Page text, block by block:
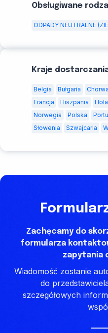
Obsługiwane
ODPADY NEUTRALNE
Kraje
Belgia Bułgaria
Francja
Hiszpania
Norwegia
Polska
Słowenia
Szwajcaria
Zachęcamy do
formularza
zapytania
Wiadomość zostanie
do
szczegółowych